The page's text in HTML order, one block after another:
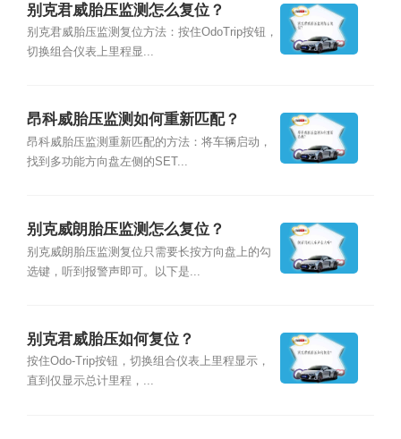
别克君威胎压监测怎么复位？
别克君威胎压监测复位方法：按住OdoTrip按钮，
切换组合仪表上里程显...
昂科威胎压监测如何重新匹配？
昂科威胎压监测重新匹配的方法：将车辆启动，
找到多功能方向盘左侧的SET...
别克威朗胎压监测怎么复位？
别克威朗胎压监测复位只需要长按方向盘上的勾
选键，听到报警声即可。以下是...
别克君威胎压如何复位？
按住Odo-Trip按钮，切换组合仪表上里程显示，
直到仅显示总计里程，...